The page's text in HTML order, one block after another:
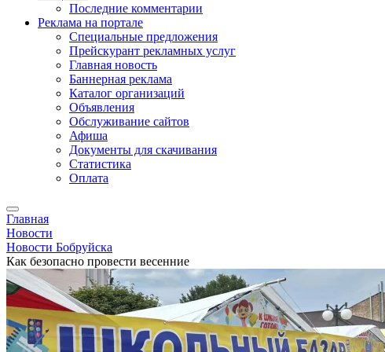
Последние комментарии
Реклама на портале
Специальные предложения
Прейскурант рекламных услуг
Главная новость
Баннерная реклама
Каталог организаций
Объявления
Обслуживание сайтов
Афиша
Документы для скачивания
Статистика
Оплата
Главная
Новости
Новости Бобруйска
Как безопасно провести весенние